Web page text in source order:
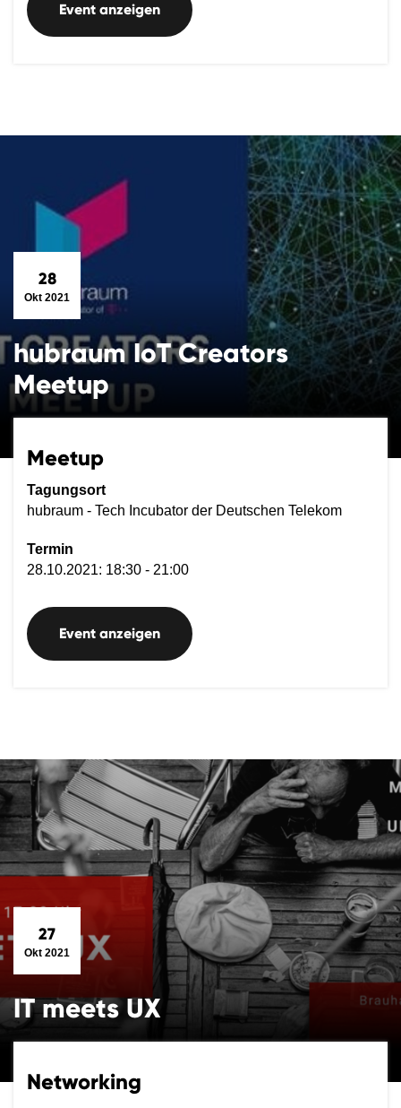
Event anzeigen
28
Okt 2021
hubraum IoT Creators
Meetup
Meetup
Tagungsort
hubraum - Tech Incubator der Deutschen Telekom
Termin
28.10.2021: 18:30 - 21:00
Event anzeigen
27
Okt 2021
IT meets UX
Networking